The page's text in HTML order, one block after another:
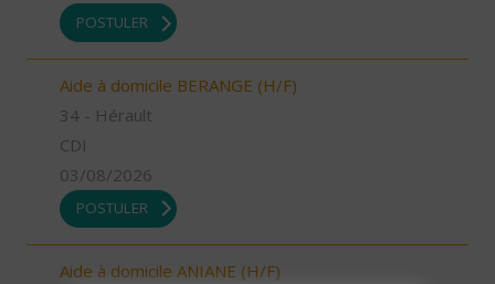
POSTULER
Aide à domicile BERANGE (H/F)
34 - Hérault
CDI
03/08/2026
POSTULER
Aide à domicile ANIANE (H/F)